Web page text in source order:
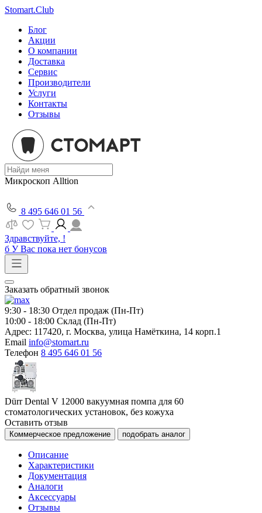
Stomart.Club
Блог
Акции
О компании
Доставка
Сервис
Производители
Услуги
Контакты
Отзывы
Микроскоп Alltion
8 495 646 01 56
Здравствуйте, !
б У Вас пока нет бонусов
Заказать обратный звонок
9:30 - 18:30 Отдел продаж (Пн-Пт)
10:00 - 18:00 Склад (Пн-Пт)
Адрес: 117420, г. Москва, улица Намёткина, 14 корп.1
Email info@stomart.ru
Телефон 8 495 646 01 56
Dürr Dental V 12000 вакуумная помпа для 60
стоматологических установок, без кожуха
Оставить отзыв
Коммерческое предложение подобрать аналог
Описание
Характеристики
Документация
Аналоги
Аксессуары
Отзывы